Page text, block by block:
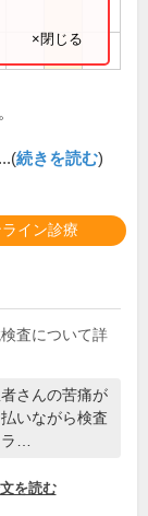
×閉じる
続きを読む)
イン診療
査について詳
さんの苦痛が
いながら検査
ラ…
を読む